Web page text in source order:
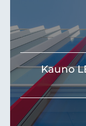
Kauno